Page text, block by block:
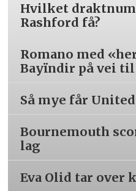
Hvilket
Rashford få?
Romano med
Bayïndir på vei til
Så mye får
Bournemouth
lag
Eva Olid tar over